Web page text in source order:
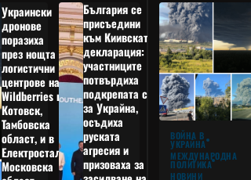
Украински
дронове
поразиха
през нощта
логистични
центрове на
Wildberries в
Котовск,
Тамбовска
област, и в
Електростал,
Московска
България се
присъедини
към Киивската
декларация:
участниците
потвърдиха
подкрепата си
за Украйна,
осъдиха
руската
агресия и
призоваха за
ВОЙНА В
УКРАЙНА
МЕЖДУНАРОДНА
ПОЛИТИКА
НОВИНИ